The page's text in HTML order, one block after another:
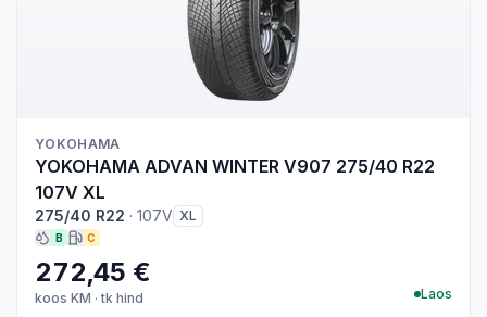
YOKOHAMA
YOKOHAMA ADVAN WINTER V907 275/40 R22
107V XL
275/40 R22 · 107V XL
B C
272,45 €
koos KM ·tk hind Laos